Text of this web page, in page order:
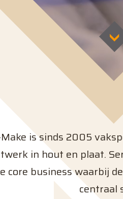
is sinds 2005
in hout en plaat.
core business waarbij
centraal